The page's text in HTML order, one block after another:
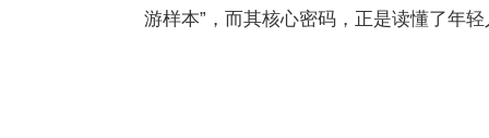
游样本”，而其核心密码，正是读懂了年轻